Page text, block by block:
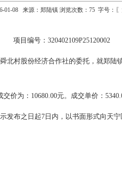
01-08 来源：郑陆镇 浏览次数： 75 字号：〖
项目编号：320402109P25120002
北村股份经济合作社的委托，就郑
价为：10680.00元。成交单价：
发布之日起7日内，以书面形式向天